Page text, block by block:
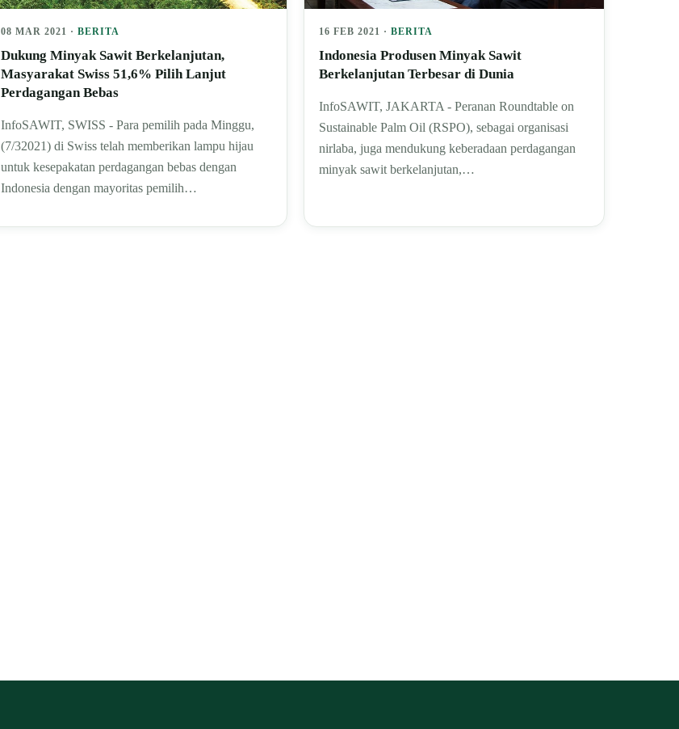
08 MAR 2021 ·BERITA
Dukung Minyak Sawit Berkelanjutan,
Masyarakat Swiss 51,6% Pilih Lanjut
Perdagangan Bebas
InfoSAWIT, SWISS - Para pemilih pada Minggu,
(7/32021) di Swiss telah memberikan lampu hijau
untuk kesepakatan perdagangan bebas dengan
Indonesia dengan mayoritas pemilih…
16 FEB 2021 · BERITA
Indonesia Produsen Minyak Sawit
Berkelanjutan Terbesar di Dunia
InfoSAWIT, JAKARTA - Peranan Roundtable on
Sustainable Palm Oil (RSPO), sebagai organisasi
nirlaba, juga mendukung keberadaan perdagangan
minyak sawit berkelanjutan,…